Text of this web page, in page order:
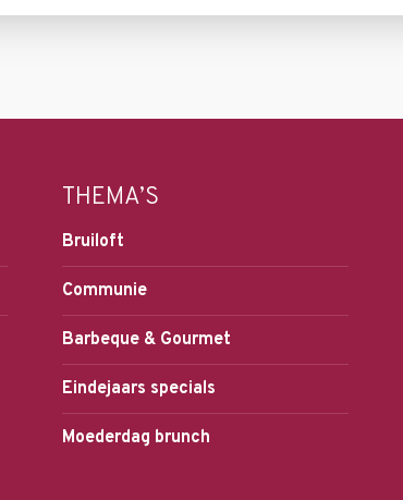
THEMA’S
Bruiloft
Communie
Barbeque & Gourmet
Eindejaars specials
Moederdag brunch